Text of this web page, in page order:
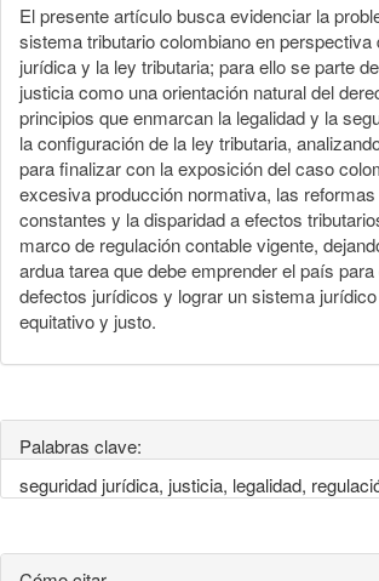
El presente artículo busca evidenciar la
sistema tributario colombiano en perspectiva
jurídica y la ley tributaria; para ello se parte
justicia como una orientación natural del
principios que enmarcan la legalidad y la
la configuración de la ley tributaria,
para finalizar con la exposición del caso
excesiva producción normativa, las
constantes y la disparidad a efectos
marco de regulación contable vigente,
ardua tarea que debe emprender el país
defectos jurídicos y lograr un sistema
equitativo y justo.
Palabras clave:
seguridad jurídica, justicia, legalidad,